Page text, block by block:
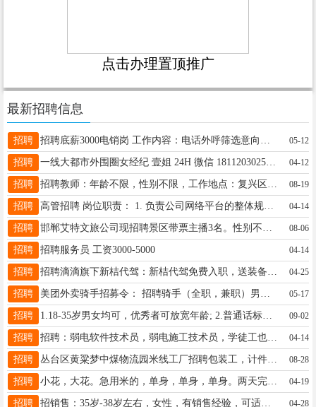
点击办理置顶推广
最新招聘信息
招聘 05-12
招聘 一线大都市外围圈女经纪 壹姐 24H 微信 18112030251 QQ 1228207872 往事清零-爱恨随意-做真的自我-经济独立的女孩最美-全国外围招聘日结1万起 没花在你身上的金山银山都与你无关 没落实到你身上的承诺一律视为谎言 女人不能靠感情和不值钱的大饼活着 赚钱和爱自己永远是第一位 职位：外围圈女孩 酒店女公关 为商界精英老板成功人士提供温馨周到的服务 收入：女孩1次到手 1千 2千 3千 日结5千-1万以上 女 35岁以下 净身高155以上 04-12
招聘 08-19
招聘 高管招聘 岗位职责： 1. 负责公司网络平台的整体规划与运营，制定并执行网络运营策略； 2. 分析用户行为数据，优化内容策略，提高用户活跃度和粘性； 3. 管理团队日常工作，确保项目按时高质量完成； 4. 协调各部门资源，推动线上线下活动的顺利开展。 5. 能独立培训员工， 任职要求： 1. 市场营销、传媒等相关专业优先； 2. 至少3年以上的网络运营经验，有大型企业或平台运营经验者优先； 3. 熟悉互联网行业动态，具备敏锐的市场洞察力； 4. 具备良好的沟通协调能力和团队管理能力； 5. 有较强的数据分析能力，能够通过数据分析指导业务决策； 6. 性格开朗，具有较强的抗压能力。 福利待遇： 1. 年薪范围：12-20万人民币，具体面议； 2. 提供年终奖、绩效奖金； 3. 办公环境舒适，提供茶水间、休息区； 4. 每年组织团队建设活动，增进团队凝聚力。 5. 提供食宿，环境舒适。 招聘单位:河北田野节水灌溉设备有限公司 地址；邯郸市鸡泽县经济开发区 联系人；孙经理 地址: 鸡泽县鸡泽镇北线阁街与515国道交叉口东380米 04-14
招聘 08-06
招聘 招聘服务员 工资3000-5000 04-14
招聘 04-25
招聘 05-17
招聘 1.18-35岁男女均可，优秀者可放宽年龄; 2.普通话标准，活泼开朗，零基础，零经验可做: 3.性格开朗、风趣幽默，或具有才艺(唱歌、喊麦)等更佳; 4.提供舒适的室内办公环境与办公设备; 5.新手带薪培训，有专业老师培训与指导; 6.可全职/兼职/实习，实习提供实习证明; 7.工作时间为14:00-18:00，20:00到24:00(中间2个小时轮流吃饭时间)，兼职4小时以上，时间可自由选择; 薪资范围:保底2000元/月，高提成，月平均工资4000-10000+ v:whwh6791 09-02
招聘 招聘：弱电软件技术员，弱电施工技术员，学徒工也可以 地址: 丛台区兼庄乡联纺东路516号 04-14
招聘 丛台区黄粱梦中煤物流园米线工厂招聘包装工，计件工资，多劳多得，活简单易上手，长白班，联系电话15803395312 08-28
招聘 小花，大花。急用米的，单身，单身，单身。两天完事。四五十个。想做的联系，星期二开始。微信qw58896967 04-19
招聘 招销售：35岁-38岁左右，女性，有销售经验，可适当饮酒；有政府沟通经验者优先，商务礼仪娴熟；无责底薪2500+高绩效+高提成+出差补助+年休+五险。有意者+V：19333992943。备注邯郸销售。 04-28